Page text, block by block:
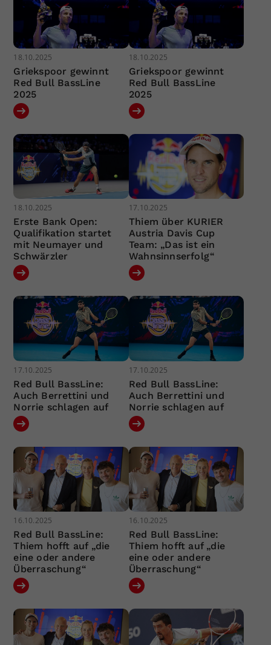
18.10.2025
Griekspoor gewinnt
Red Bull BassLine
2025
18.10.2025
Griekspoor gewinnt
Red Bull BassLine
2025
18.10.2025
Erste Bank Open:
Qualifikation startet
mit Neumayer und
Schwärzler
17.10.2025
Thiem über KURIER
Austria Davis Cup
Team: „Das ist ein
Wahnsinnserfolg“
17.10.2025
Red Bull BassLine:
Auch Berrettini und
Norrie schlagen auf
17.10.2025
Red Bull BassLine:
Auch Berrettini und
Norrie schlagen auf
16.10.2025
Red Bull BassLine:
Thiem hofft auf „die
eine oder andere
Überraschung“
16.10.2025
Red Bull BassLine:
Thiem hofft auf „die
eine oder andere
Überraschung“